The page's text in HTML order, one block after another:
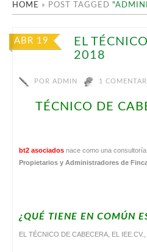
HOME » POST TAGGED
ABR 19
EL
2018
POR ADMIN 1
TÉCNICO DE
bt2 asociados nace como una
Propietarios y Administradores de
¿QUÉ TIENE EN COMÚN
EL TÉCNICO DE CABECERA, EL